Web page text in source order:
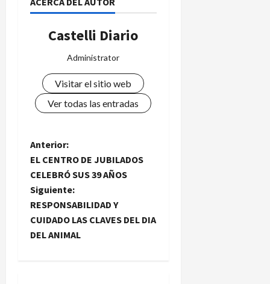
Castelli Diario
Administrator
Visitar el sitio web
Ver todas las entradas
N
a
v
e
Anterior:
EL CENTRO DE JUBILADOS
CELEBRÓ SUS 39 AÑOS
Siguiente:
RESPONSABILIDAD Y
CUIDADO LAS CLAVES DEL DIA
DEL ANIMAL